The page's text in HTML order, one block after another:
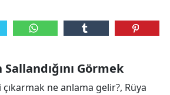
Görmek
ne anlama gelir?, Rüya